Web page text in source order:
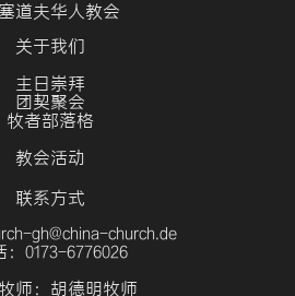
道夫华人教会
关于我们
主日崇拜
团契聚会
牧者部落格
教会活动
联系方式
gh@china-church.de
：0173-6776026
师：胡德明牧师